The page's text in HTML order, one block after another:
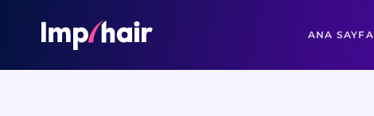
ANA SAYFA